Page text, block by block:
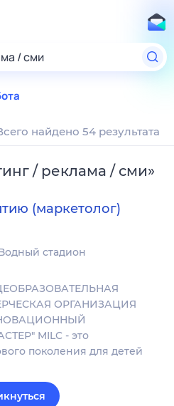
/ сми
найдено 54 результата
/ реклама / сми»
(маркетолог)
стадион
ОРГАНИЗАЦИЯ
MILC - это
поколения для детей